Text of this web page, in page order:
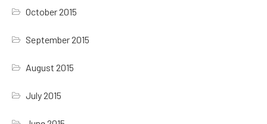
October 2015
September 2015
August 2015
July 2015